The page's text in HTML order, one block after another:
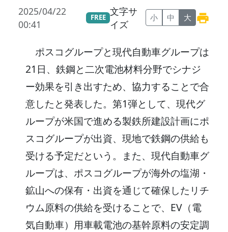
2025/04/22
00:41
FREE
文字サ
イズ
小 中 大
ポスコグループと現代自動車グループは
21日、鉄鋼と二次電池材料分野でシナジ
ー効果を引き出すため、協力することで合
意したと発表した。第1弾として、現代グ
ループが米国で進める製鉄所建設計画にポ
スコグループが出資、現地で鉄鋼の供給も
受ける予定だという。また、現代自動車グ
ループは、ポスコグループが海外の塩湖・
鉱山への保有・出資を通じて確保したリチ
ウム原料の供給を受けることで、EV（電
気自動車）用車載電池の基幹原料の安定調